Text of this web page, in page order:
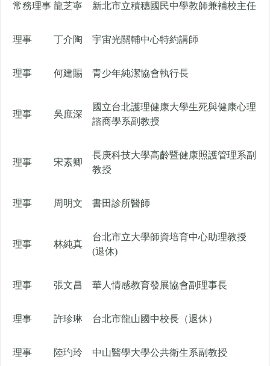
常務理事 龍芝寧 新北市立積穗國民中學教師兼補校主任
理事 丁介陶 宇宙光關輔中心特約講師
理事 何建賜 青少年純潔協會執行長
理事 吳庶深
國立台北護理健康大學生死與健康心理
諮商學系副教授
理事 宋素卿
長庚科技大學高齡暨健康照護管理系副
教授
理事 周明文 書田診所醫師
理事 林純真
台北市立大學師資培育中心助理教授
(退休)
理事 張文昌 華人情感教育發展協會副理事長
理事 許珍琳 台北市龍山國中校長（退休）
理事 陸玓玲 中山醫學大學公共衛生系副教授